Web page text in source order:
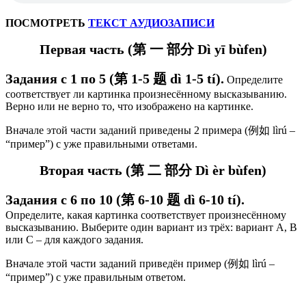
ПОСМОТРЕТЬ ТЕКСТ АУДИОЗАПИСИ
Первая часть (第 一 部分 Dì yī bùfen)
Задания с 1 по 5 (第 1-5 题 dì 1-5 tí). Определите
соответствует ли картинка произнесённому высказыванию.
Верно или не верно то, что изображено на картинке.
Вначале этой части заданий приведены 2 примера (例如 lìrú –
“пример”) с уже правильными ответами.
Вторая часть (第 二 部分 Dì èr bùfen)
Задания с 6 по 10 (第 6-10 题 dì 6-10 tí).
Определите, какая картинка соответствует произнесённому
высказыванию. Выберите один вариант из трёх: вариант А, В
или С – для каждого задания.
Вначале этой части заданий приведён пример (例如 lìrú –
“пример”) с уже правильным ответом.